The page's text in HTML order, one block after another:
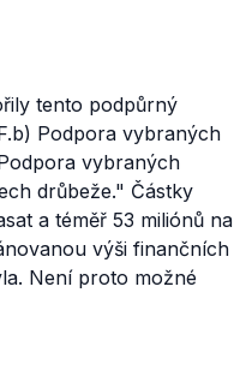
tento podpůrný
Podpora vybraných
vybraných
drůbeže." Částky
a téměř 53 miliónů na
výši finančních
Není proto možné